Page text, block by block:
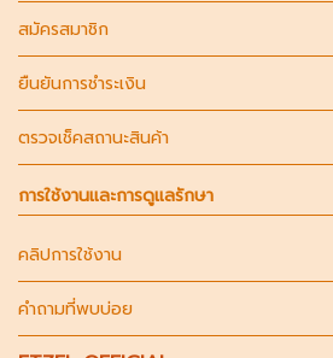
สมัครสมาชิก
ยืนยันการชำระเงิน
ตรวจเช็คสถานะสินค้า
การใช้งานและการดูแลรักษา
คลิปการใช้งาน
คำถามที่พบบ่อย